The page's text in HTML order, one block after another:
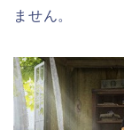
ません。